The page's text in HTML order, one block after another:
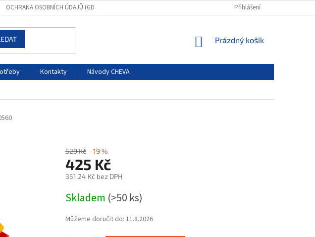
OCHRANA OSOBNÍCH ÚDAJŮ (GDPR) Přihlášení
NÁKUPNÍ
Prázdný košík
Kontakty
Návody CHEVA
529 Kč –19 %
425 Kč
351,24 Kč bez DPH
cena:
Skladem (>50 ks)
Můžeme doručit do: 11.8.2026